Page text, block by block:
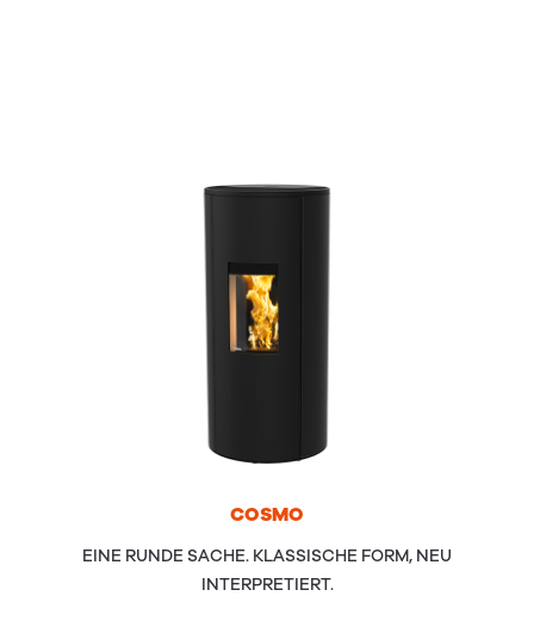
COS­MO
EINE RUNDE SACHE. KLASSISCHE FORM, NEU
INTERPRETIERT.